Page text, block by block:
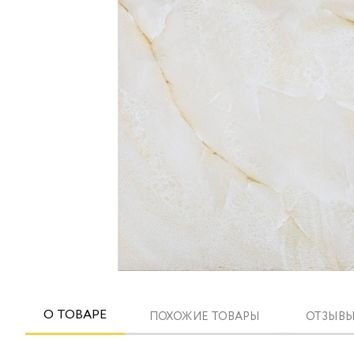
О ТОВАРЕ ПОХОЖИЕ ТОВАРЫ